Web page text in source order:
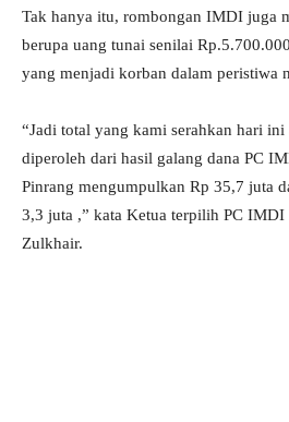
Tak hanya itu, rombongan IMDI juga
berupa uang tunai senilai
yang menjadi korban dalam peristiwa
“Jadi total yang kami serahkan hari
diperoleh dari hasil galang dana PC
Pinrang mengumpulkan Rp 35,7 juta
3,3 juta ,” kata Ketua terpilih PC IMDI
Zulkhair.